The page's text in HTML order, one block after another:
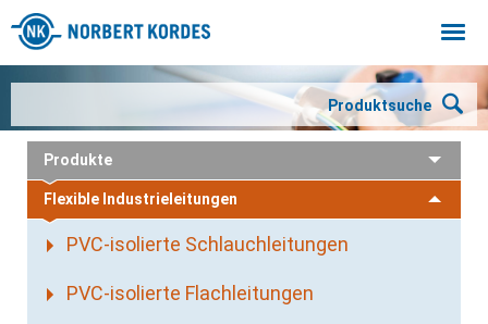
Produktsuche
Produkte
Flexible Industrieleitungen
PVC-isolierte Schlauchleitungen
PVC-isolierte Flachleitungen